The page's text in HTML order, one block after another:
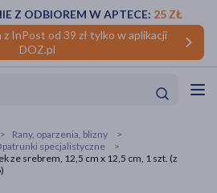
InPost od 39 zł tylko w aplikacji
DOZ.pl
Z ODBIOREM W APTECE: 25 ZŁ
Rany, oparzenia, blizny
specjalistyczne
ze srebrem, 12,5 cm x 12,5 cm, 1 szt. (z